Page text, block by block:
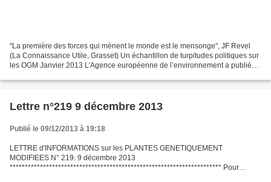
"La première des forces qui mènent le monde est le mensonge", JF Revel
(La Connaissance Utile, Grasset) Un échantillon de turpitudes politiques sur
les OGM Janvier 2013 L'Agence européenne de l’environnement a publié
Lettre n°219 9 décembre 2013
Publié le 09/12/2013 à 19:18
LETTRE d'INFORMATIONS sur les PLANTES GENETIQUEMENT
MODIFIEES N° 219. 9 décembre 2013
********************************************************************** Pour